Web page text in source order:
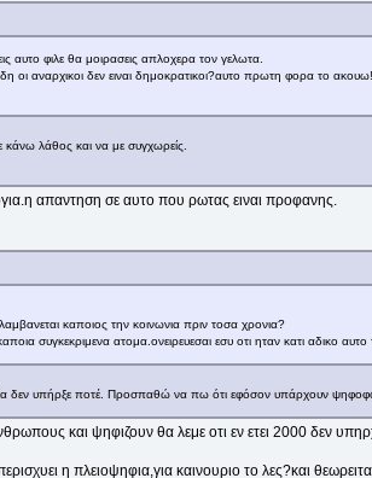
φιλε θα μοιρασεις απλοχερα τον γελωτα.
οι αναρχικοι δεν ειναι δημοκρατικοι?αυτο πρωτη φορα το
κάνω λάθος και να με συγχωρείς.
απαντηση σε αυτο που ρωτας ειναι προφανης.
καποιος την κοινωνια πριν τοσα χρονια?
συγκεκριμενα ατομα.ονειρευεσαι εσυ οτι ηταν κατι αδικο
δεν υπήρξε ποτέ. Προσπαθώ να πω ότι εφόσον υπάρχουν
και ψηφιζουν θα λεμε οτι εν ετει 2000 δεν
η πλειοψηφια,για καινουριο το λες?και